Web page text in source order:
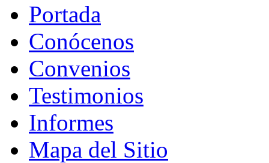
Portada
Conócenos
Convenios
Testimonios
Informes
Mapa del Sitio